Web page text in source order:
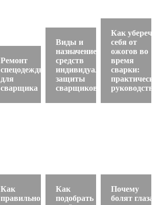
Ремонт
спецодежды
для
сварщика
Виды и
назначение
средств
индивидуальной
защиты
сварщиков
Как уберечь
себя от
ожогов во
время
сварки:
руководство
Как
правильно
Как
подобрать
Почему
болят глаза